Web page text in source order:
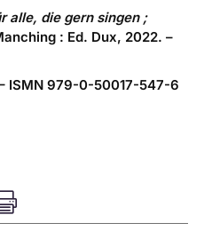
alle, die gern singen ;
: Ed. Dux, 2022. –
ISMN 979-0-50017-547-6